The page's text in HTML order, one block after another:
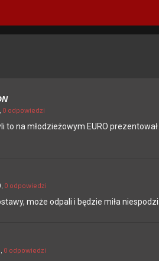
0 odpowiedzi
to na młodzieżowym EURO
0 odpowiedzi
może odpali i będzie miła
0 odpowiedzi